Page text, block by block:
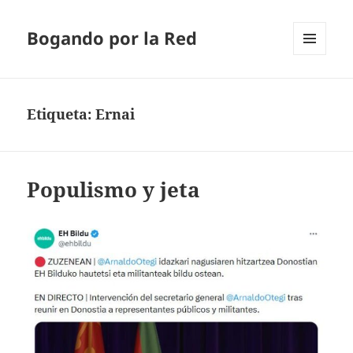
Bogando por la Red
Etiqueta:Ernai
Populismo y jeta